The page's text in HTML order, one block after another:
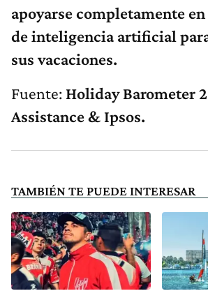
apoyarse completamente
de inteligencia artificial
sus vacaciones.
Fuente: Holiday Barometer
Assistance & Ipsos.
TAMBIÉN TE PUEDE INTERESAR